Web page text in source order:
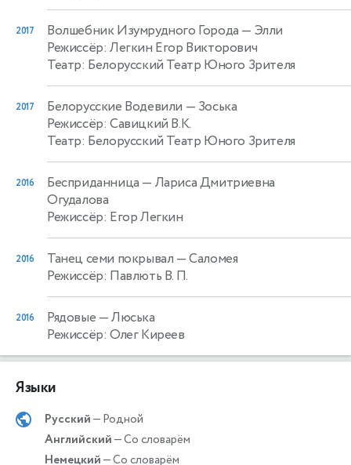
2017 Волшебник Изумрудного Города — Элли
Режиссёр: Легкин Егор Викторович
Театр: Белорусский Театр Юного Зрителя
2017 Белорусские Водевили — Зоська
Режиссёр: Савицкий В.К.
Театр: Белорусский Театр Юного Зрителя
2016 Бесприданница — Лариса Дмитриевна
Огудалова
Режиссёр: Егор Легкин
2016 Танец семи покрывал — Саломея
Режиссёр: Павлють В. П.
2016 Рядовые — Люська
Режиссёр: Олег Киреев
Языки
Русский— Родной
Английский— Со словарём
Немецкий— Со словарём